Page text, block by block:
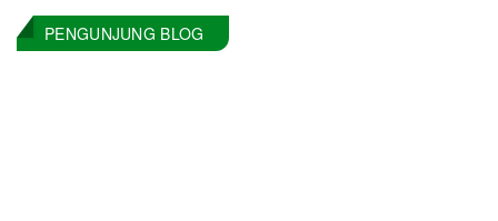
PENGUNJUNG BLOG